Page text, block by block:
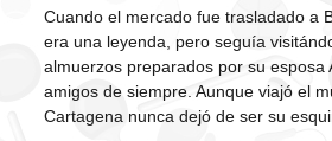
Cuando el mercado fue trasladado a
era una leyenda, pero seguía
almuerzos preparados por su esposa
amigos de siempre. Aunque viajó el
Cartagena nunca dejó de ser su